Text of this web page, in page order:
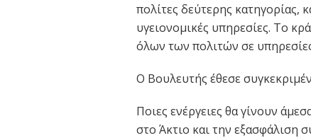
πολίτες δεύτερης κατηγορίας,
υγειονομικές υπηρεσίες. Το
όλων των πολιτών σε
Ο Βουλευτής έθεσε
Ποιες ενέργειες θα γίνουν
στο Άκτιο και την εξασφάλιση